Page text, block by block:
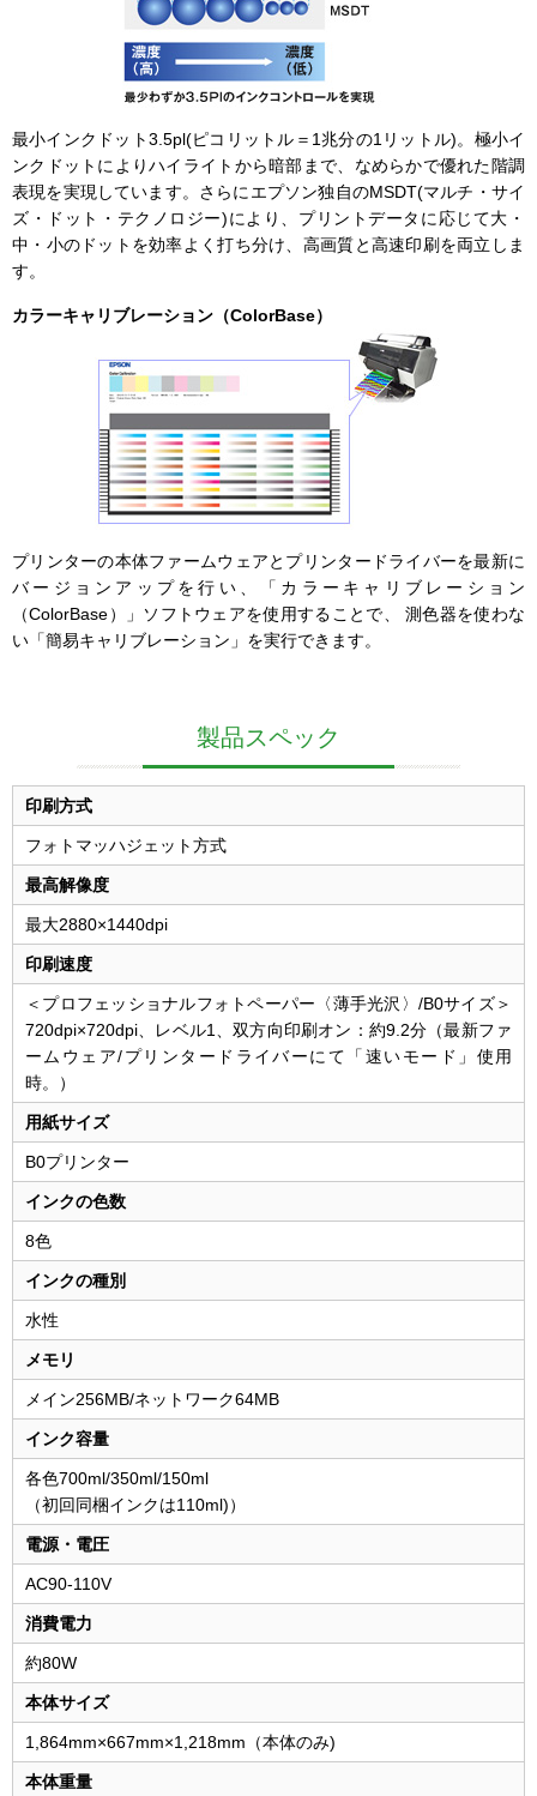
最小インクドット3.5pl(ピコリットル＝1兆分の1リットル)。極小イ
ンクドットによりハイライトから暗部まで、なめらかで優れた階調
表現を実現しています。さらにエプソン独自のMSDT(マルチ・サイ
ズ・ドット・テクノロジー)により、プリントデータに応じて大・
中・小のドットを効率よく打ち分け、高画質と高速印刷を両立しま
す。
カラーキャリブレーション（ColorBase）
プリンターの本体ファームウェアとプリンタードライバーを最新に
バージョンアップを行い、「カラーキャリブレーション
（ColorBase）」ソフトウェアを使用することで、 測色器を使わな
い「簡易キャリブレーション」を実行できます。
製品スペック
印刷方式
フォトマッハジェット方式
最高解像度
最大2880×1440dpi
印刷速度
＜プロフェッショナルフォトペーパー〈薄手光沢〉/B0サイズ＞
720dpi×720dpi、レベル1、双方向印刷オン：約9.2分（最新ファ
ームウェア/プリンタードライバーにて「速いモード」使用
時。）
用紙サイズ
B0プリンター
インクの色数
8色
インクの種別
水性
メモリ
メイン256MB/ネットワーク64MB
インク容量
各色700ml/350ml/150ml
（初回同梱インクは110ml)）
電源・電圧
AC90-110V
消費電力
約80W
本体サイズ
1,864mm×667mm×1,218mm（本体のみ)
本体重量